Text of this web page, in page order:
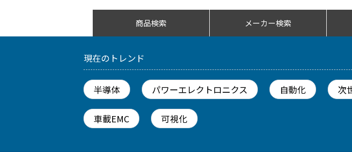
商品検索 メーカー検索
現在のトレンド
半導体 パワーエレクトロニクス 自動化 次
車載EMC 可視化